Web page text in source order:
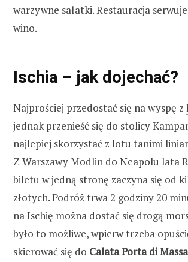
warzywne sałatki. Restauracja
wino.
Ischia – jak dojechać?
Najprościej przedostać się na wyspę z
jednak przenieść się do stolicy
najlepiej skorzystać z lotu tanimi
Z Warszawy Modlin do Neapolu lata
biletu w jedną stronę zaczyna się od
złotych. Podróż trwa 2 godziny 20
na Ischię można dostać się drogą
było to możliwe, wpierw trzeba
skierować się do Calata Porta di Massa